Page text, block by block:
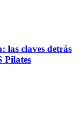
las claves detrás
Pilates